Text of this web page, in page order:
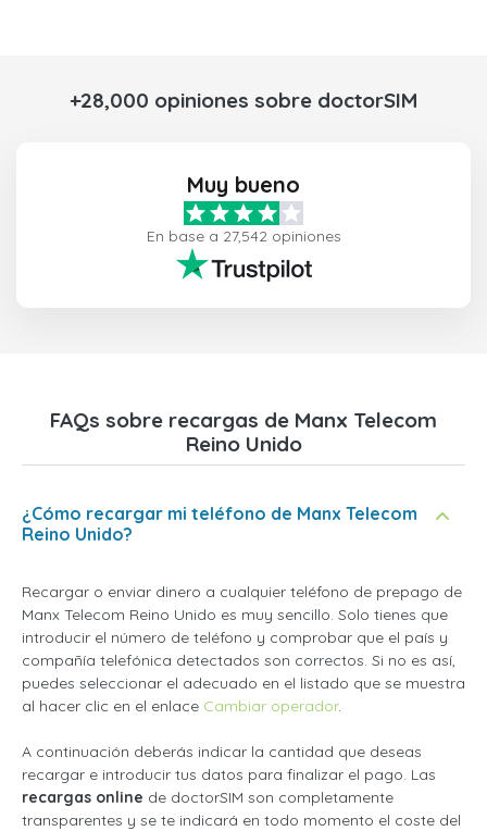
+28,000 opiniones sobre doctorSIM
Muy bueno
En base a 27,542 opiniones
FAQs sobre recargas de Manx Telecom
Reino Unido
¿Cómo recargar mi teléfono de Manx Telecom
Reino Unido?
Recargar o enviar dinero a cualquier teléfono de prepago de
Manx Telecom Reino Unido es muy sencillo. Solo tienes que
introducir el número de teléfono y comprobar que el país y
compañía telefónica detectados son correctos. Si no es así,
puedes seleccionar el adecuado en el listado que se muestra
al hacer clic en el enlace Cambiar operador.
A continuación deberás indicar la cantidad que deseas
recargar e introducir tus datos para finalizar el pago. Las
recargas online de doctorSIM son completamente
transparentes y se te indicará en todo momento el coste del